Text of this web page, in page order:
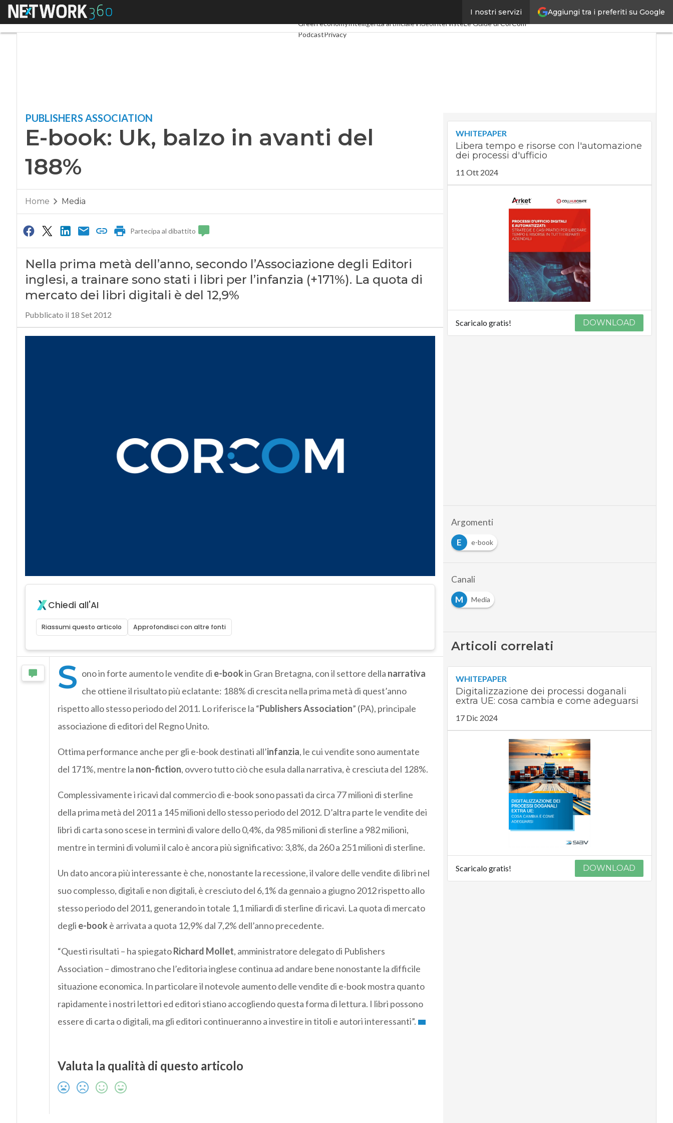
Aggiungi tra i preferiti su Google
I nostri servizi
Menu SpacEconomyPA Digitale
Green economyIntelligenza artificialeVideointervisteLe Guide di CorCom
PodcastPrivacy
PUBLISHERS ASSOCIATION
E-book: Uk, balzo in avanti del
188%
Home Media
Partecipa al dibattito
Nella prima metà dell’anno, secondo l’Associazione degli Editori
inglesi, a trainare sono stati i libri per l’infanzia (+171%). La quota di
mercato dei libri digitali è del 12,9%
Pubblicato il 18 Set 2012
Chiedi all'AI
Riassumi questo articolo Approfondisci con altre fonti
S ono in forte aumento le vendite di e-bookin Gran Bretagna, con il settore della narrativa
che ottiene il risultato più eclatante: 188% di crescita nella prima metà di quest’anno
rispetto allo stesso periodo del 2011. Lo riferisce la “Publishers Association” (PA), principale
associazione di editori del Regno Unito.
Ottima performance anche per gli e-book destinati all’infanzia, le cui vendite sono aumentate
del 171%, mentre la non-fiction, ovvero tutto ciò che esula dalla narrativa, è cresciuta del 128%.
Complessivamente i ricavi dal commercio di e-book sono passati da circa 77 milioni di sterline
della prima metà del 2011 a 145 milioni dello stesso periodo del 2012. D’altra parte le vendite dei
libri di carta sono scese in termini di valore dello 0,4%, da 985 milioni di sterline a 982 milioni,
mentre in termini di volumi il calo è ancora più significativo: 3,8%, da 260 a 251 milioni di sterline.
Un dato ancora più interessante è che, nonostante la recessione, il valore delle vendite di libri nel
suo complesso, digitali e non digitali, è cresciuto del 6,1% da gennaio a giugno 2012 rispetto allo
stesso periodo del 2011, generando in totale 1,1 miliardi di sterline di ricavi. La quota di mercato
degli e-book è arrivata a quota 12,9% dal 7,2% dell’anno precedente.
“Questi risultati – ha spiegatoRichard Mollet, amministratore delegato di Publishers
Association – dimostrano che l’editoria inglese continua ad andare bene nonostante la difficile
situazione economica. In particolare il notevole aumento delle vendite di e-book mostra quanto
rapidamente i nostri lettori ed editori stiano accogliendo questa forma di lettura. I libri possono
essere di carta o digitali, ma gli editori continueranno a investire in titoli e autori interessanti”.
Valuta la qualità di questo articolo
WHITEPAPER
Libera tempo e risorse con l'automazione
dei processi d'ufficio
11 Ott 2024
Scaricalo gratis! DOWNLOAD
Argomenti
E
e-book
Canali
M
Media
Articoli correlati
WHITEPAPER
Digitalizzazione dei processi doganali
extra UE: cosa cambia e come adeguarsi
17 Dic 2024
Scaricalo gratis! DOWNLOAD